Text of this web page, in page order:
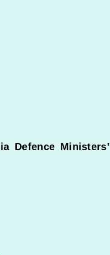
Defence Ministers’